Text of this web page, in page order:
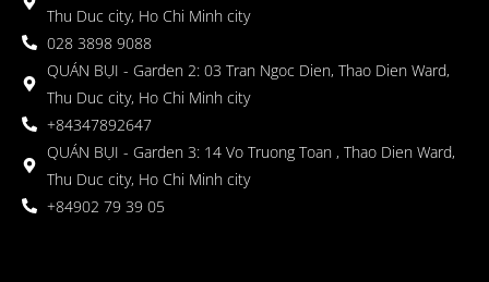
Thu Duc city, Ho Chi Minh city
028 3898 9088
QUÁN BỤI - Garden 2: 03 Tran Ngoc Dien, Thao Dien Ward,
Thu Duc city, Ho Chi Minh city
+84347892647
QUÁN BỤI - Garden 3: 14 Vo Truong Toan , Thao Dien Ward,
Thu Duc city, Ho Chi Minh city
+84902 79 39 05